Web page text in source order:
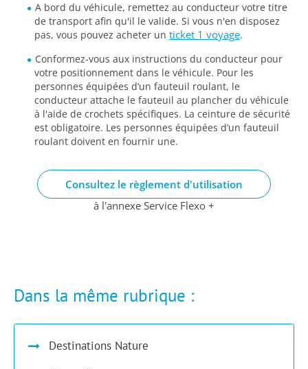
A bord du véhicule, remettez au conducteur votre titre
de transport afin qu'il le valide. Si vous n'en disposez
pas, vous pouvez acheter un ticket 1 voyage.
Conformez-vous aux instructions du conducteur pour
votre positionnement dans le véhicule. Pour les
personnes équipées d’un fauteuil roulant, le
conducteur attache le fauteuil au plancher du véhicule
à l'aide de crochets spécifiques. La ceinture de sécurité
est obligatoire. Les personnes équipées d’un fauteuil
roulant doivent en fournir une.
Consultez le règlement d'utilisation
à l'annexe Service Flexo +
Dans la même rubrique :
Destinations Nature